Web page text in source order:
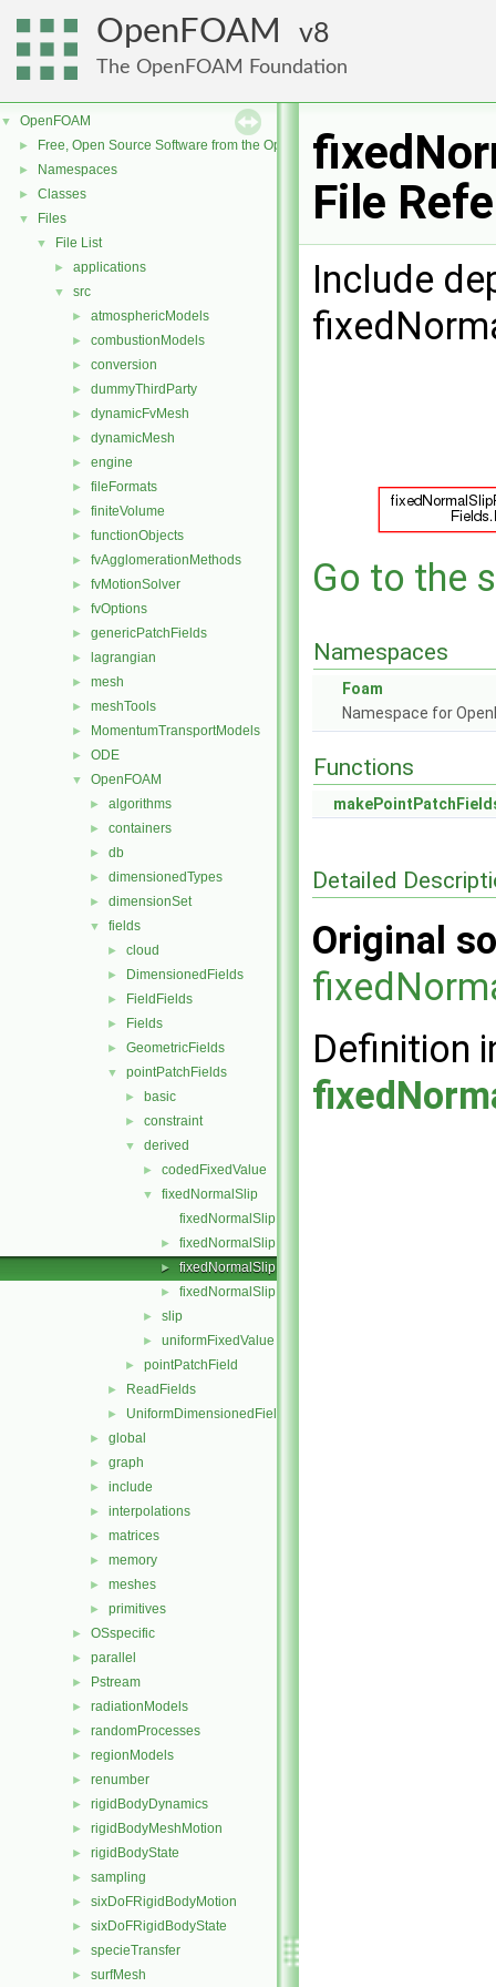
OpenFOAM 8
The OpenFOAM Foundation
▼ OpenFOAM
► Free, Open Source Software from the OpenFOAM Foundation
► Namespaces
► Classes
▼ Files
▼ File List
► applications
▼ src
► atmosphericModels
► combustionModels
► conversion
► dummyThirdParty
► dynamicFvMesh
► dynamicMesh
► engine
► fileFormats
► finiteVolume
► functionObjects
► fvAgglomerationMethods
► fvMotionSolver
► fvOptions
► genericPatchFields
► lagrangian
► mesh
► meshTools
► MomentumTransportModels
► ODE
▼ OpenFOAM
► algorithms
► containers
► db
► dimensionedTypes
► dimensionSet
▼ fields
► cloud
► DimensionedFields
► FieldFields
► Fields
► GeometricFields
▼ pointPatchFields
► basic
► constraint
▼ derived
► codedFixedValue
▼
fixedNormalSlip
fixedNormalSlipPointPatchField.C
► fixedNormalSlipPointPatchField.H
► fixedNormalSlipPointPatchFields.C
► fixedNormalSlipPointPatchFields.H
► slip
► uniformFixedValue
► pointPatchField
► ReadFields
► UniformDimensionedFields
► global
► graph
► include
► interpolations
► matrices
► memory
► meshes
► primitives
► OSspecific
► parallel
► Pstream
► radiationModels
► randomProcesses
► regionModels
► renumber
► rigidBodyDynamics
► rigidBodyMeshMotion
► rigidBodyState
► sampling
► sixDoFRigidBodyMotion
► sixDoFRigidBodyState
► specieTransfer
► surfMesh
File
Include
Go to the
Namespaces
Foam
Namespace for
Functions
Detailed
Original
Definition